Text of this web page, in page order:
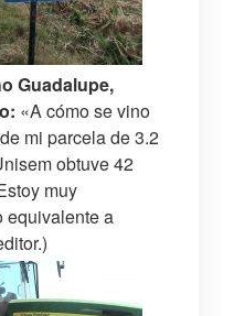
Guadalupe,
«A cómo se vino
mi parcela de 3.2
obtuve 42
muy
equivalente a